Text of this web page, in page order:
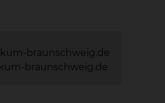
braunschweig.de
braunschweig.de